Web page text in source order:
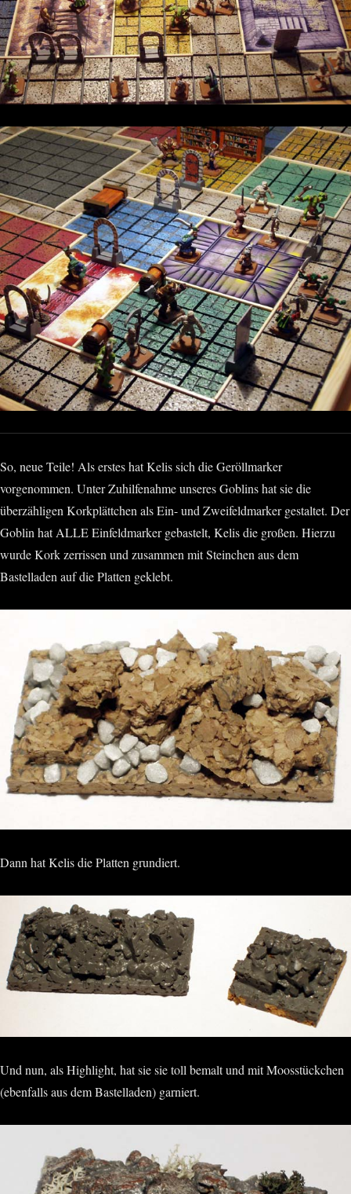
So, neue Teile! Als erstes hat Kelis sich die Geröllmarker
vorgenommen. Unter Zuhilfenahme unseres Goblins hat sie die
überzähligen Korkplättchen als Ein- und Zweifeldmarker gestaltet. Der
Goblin hat ALLE Einfeldmarker gebastelt, Kelis die großen. Hierzu
wurde Kork zerrissen und zusammen mit Steinchen aus dem
Bastelladen auf die Platten geklebt.
Dann hat Kelis die Platten grundiert.
Und nun, als Highlight, hat sie sie toll bemalt und mit Moosstückchen
(ebenfalls aus dem Bastelladen) garniert.